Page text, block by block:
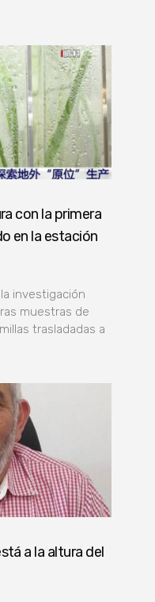
con la primera
en la estación
investigación
muestras de
trasladadas a
a la altura del